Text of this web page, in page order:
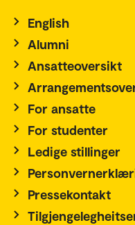
English
Alumni
Ansatteoversikt
For ansatte
For studenter
Ledige stillinger
Pressekontakt